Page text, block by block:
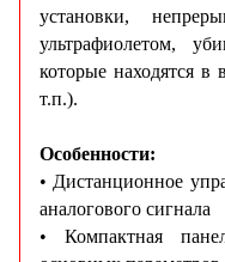
установки,
ультрафиолетом,
которые находятся
т.п.).
Особенности:
• Дистанционное
аналогового сигнала
• Компактная